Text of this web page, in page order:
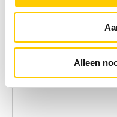
Alleen